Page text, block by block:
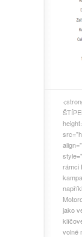
rámci
jako
volné